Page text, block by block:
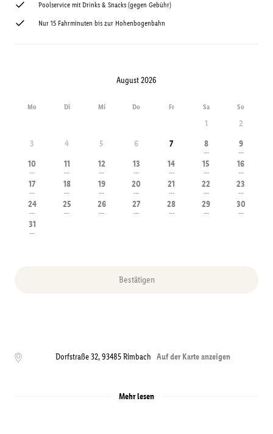
Poolservice mit Drinks & Snacks (gegen Gebühr)
Nur 15 Fahrminuten bis zur Hohenbogenbahn
August 2026
Mo Di Mi Do Fr Sa So
1
2
3
4 5 6 7 8
---
9
---
10
---
11
---
12
---
13
---
14
---
15
---
16
---
17
---
18
---
19
---
20
---
21
---
22
---
23
---
24
---
25
---
26
---
27
---
28
---
29
---
30
---
31
---
Bestätigen
Dorfstraße 32,93485Rimbach Auf der Karte anzeigen
Mehr lesen